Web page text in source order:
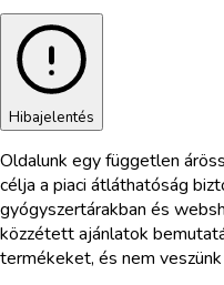
Hibajelentés
Oldalunk egy független
célja a piaci átláthatóság
gyógyszertárakban és
közzétett ajánlatok
termékeket, és nem